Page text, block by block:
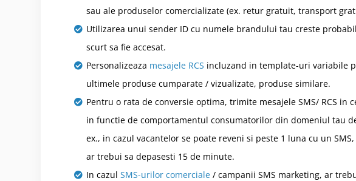
sau ale produselor comercializate (ex. retur gratuit, transport
Utilizarea unui sender ID cu numele brandului tau creste
scurt sa fie accesat.
Personalizeaza mesajele RCS incluzand in template-uri variabile
ultimele produse cumparate / vizualizate, produse similare.
Pentru o rata de conversie optima, trimite mesajele SMS/ RCS in
in functie de comportamentul consumatorilor din domeniul tau
ex., in cazul vacantelor se poate reveni si peste 1 luna cu un
ar trebui sa depasesti 15 de minute.
In cazul SMS-urilor comerciale / campanii SMS marketing, ar